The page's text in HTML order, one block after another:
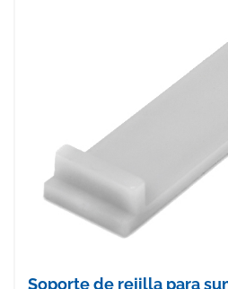
Soporte de rejilla para